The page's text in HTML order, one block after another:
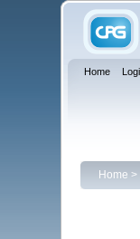
Home
Home >